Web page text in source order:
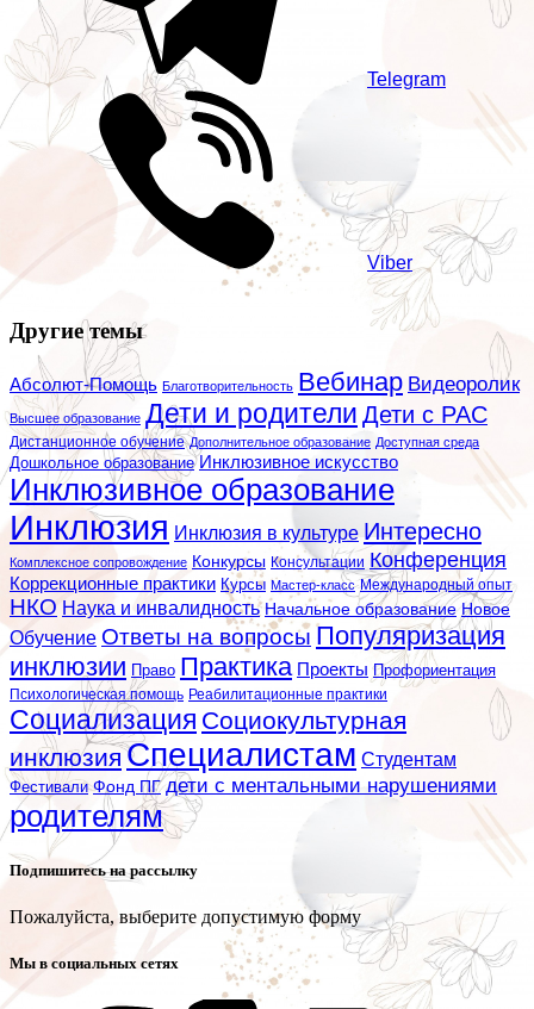
Telegram
Viber
Другие темы
Абсолют-Помощь Благотворительность Вебинар Видеоролик
Высшее образование Дети и родители Дети с РАС
Дистанционное обучение Дополнительное образование Доступная среда
Дошкольное образование Инклюзивное искусство
Инклюзивное образование
Инклюзия Инклюзия в культуре Интересно
Комплексное сопровождение Конкурсы Консультации Конференция
Коррекционные практики Курсы Мастер-класс Международный опыт
НКО Наука и инвалидность Начальное образование Новое
Обучение Ответы на вопросы Популяризация
инклюзии Право Практика Проекты Профориентация
Психологическая помощь Реабилитационные практики
Социализация Социокультурная
инклюзияСпециалистам Студентам
Фестивали Фонд ПГ дети с ментальными нарушениями
родителям
Подпишитесь на рассылку
Пожалуйста, выберите допустимую форму
Мы в социальных сетях